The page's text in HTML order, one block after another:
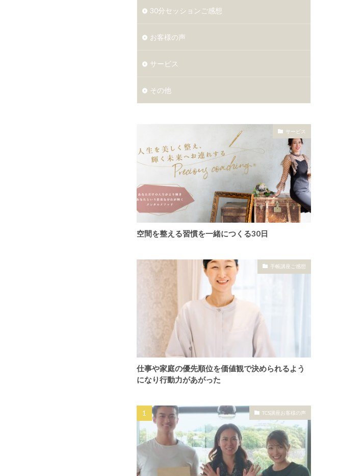
30分セッションご感想
お客様の声
サービス
その他
サービス
空間を整える習慣を一緒につくる30日
手帳講座ご感想
仕事や家庭の優先順位を価値観で決められるよう
になり行動力があがった
TCS講座お客様の声